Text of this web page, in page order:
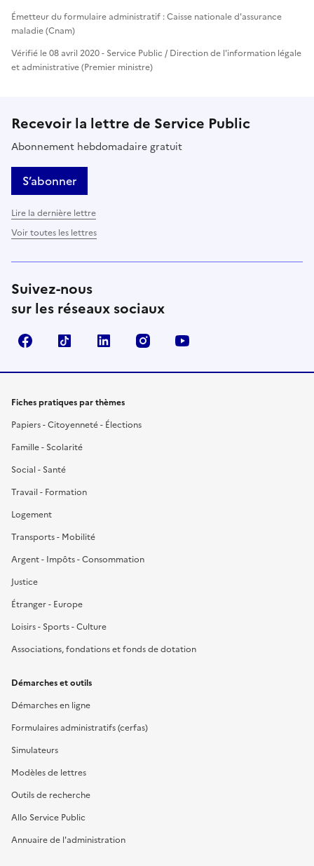
Émetteur du formulaire administratif : Caisse nationale d'assurance
maladie (Cnam)
Vérifié le 08 avril 2020 - Service Public / Direction de l'information légale
et administrative (Premier ministre)
Recevoir la lettre de Service Public
Abonnement hebdomadaire gratuit
S’abonner
Lire la dernière lettre
Voir toutes les lettres
Suivez-nous
sur les réseaux sociaux
FacebookTikTok LinkedIn Instagram
Fiches pratiques par thèmes
Papiers - Citoyenneté - Élections
Famille - Scolarité
Social - Santé
Travail - Formation
Logement
Transports - Mobilité
Argent - Impôts - Consommation
Justice
Étranger - Europe
Loisirs - Sports - Culture
Associations, fondations et fonds de dotation
Démarches et outils
Démarches en ligne
Formulaires administratifs (cerfas)
Simulateurs
Modèles de lettres
Outils de recherche
Allo Service Public
Annuaire de l'administration